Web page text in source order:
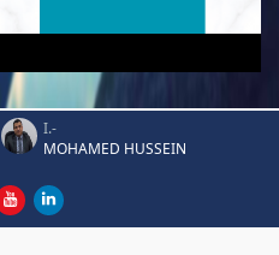
I.-
MOHAMED HUSSEIN